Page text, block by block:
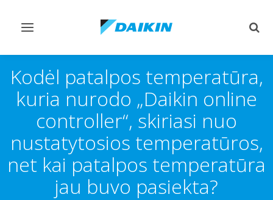
Perjungiamas
Kodėl patalpos temperatūra,
kuria nurodo „Daikin online
controller“, skiriasi nuo
nustatytosios temperatūros,
net kai patalpos temperatūra
jau buvo pasiekta?​